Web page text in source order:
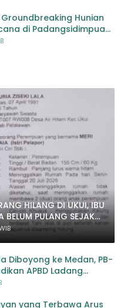
Groundbreaking Hunian
di Padangsidimpuan,
Penyintas
HILANG DI UKUI, IBU
PULANG SEJAK
Diboyong ke Medan, PB-
APBD Ladang
Perlu
yang Terbawa Arus